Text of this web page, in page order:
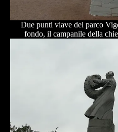
Due punti viave del parco
fondo, il campanile della